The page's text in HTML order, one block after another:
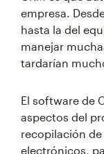
empresa.
hasta la del
manejar
tardarían
El software de
aspectos del
recopilación
electrónicos,